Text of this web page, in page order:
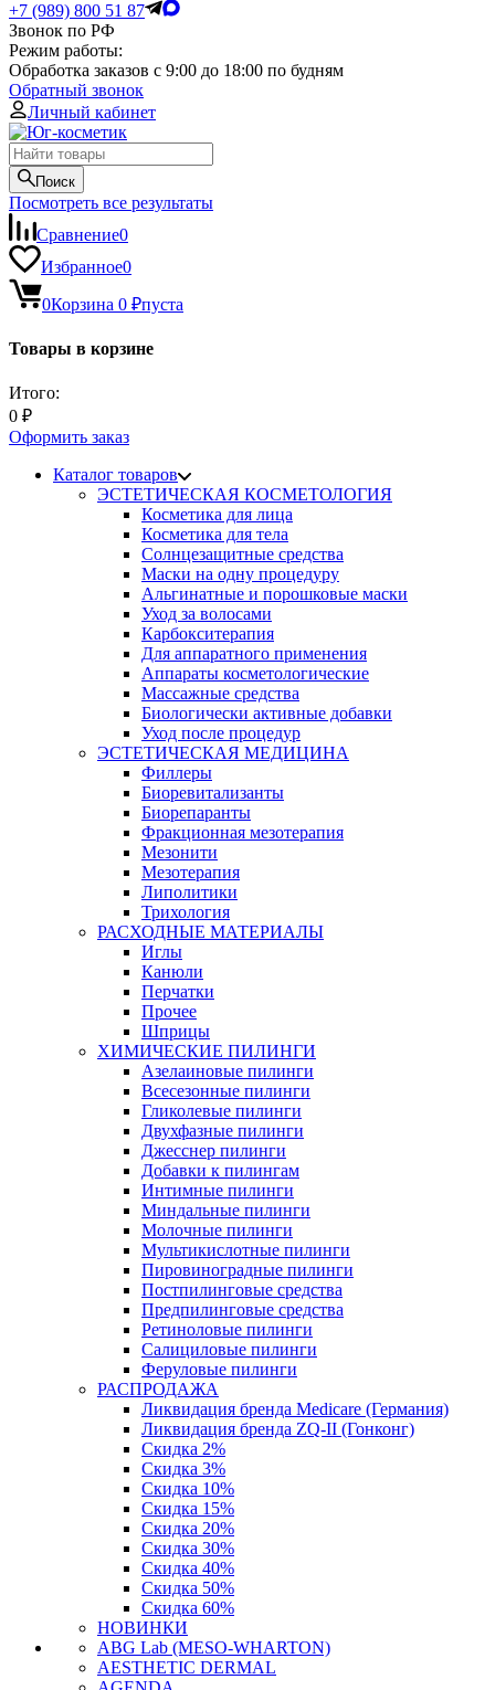
+7 (989) 800 51 87
Звонок по РФ
Режим работы:
Обработка заказов с 9:00 до 18:00 по будням
Обратный звонок
Личный кабинет
Поиск
Посмотреть все результаты
Сравнение0
Избранное0
0Корзина 0 ₽пуста
Товары в корзине
Итого:
0 ₽
Оформить заказ
Каталог товаров
ЭСТЕТИЧЕСКАЯ КОСМЕТОЛОГИЯ
Косметика для лица
Косметика для тела
Солнцезащитные средства
Маски на одну процедуру
Альгинатные и порошковые маски
Уход за волосами
Карбокситерапия
Для аппаратного применения
Аппараты косметологические
Массажные средства
Биологически активные добавки
Уход после процедур
ЭСТЕТИЧЕСКАЯ МЕДИЦИНА
Филлеры
Биоревитализанты
Биорепаранты
Фракционная мезотерапия
Мезонити
Мезотерапия
Липолитики
Трихология
РАСХОДНЫЕ МАТЕРИАЛЫ
Иглы
Канюли
Перчатки
Прочее
Шприцы
ХИМИЧЕСКИЕ ПИЛИНГИ
Азелаиновые пилинги
Всесезонные пилинги
Гликолевые пилинги
Двухфазные пилинги
Джесснер пилинги
Добавки к пилингам
Интимные пилинги
Миндальные пилинги
Молочные пилинги
Мультикислотные пилинги
Пировиноградные пилинги
Постпилинговые средства
Предпилинговые средства
Ретиноловые пилинги
Салициловые пилинги
Феруловые пилинги
РАСПРОДАЖА
Ликвидация бренда Medicare (Германия)
Ликвидация бренда ZQ-II (Гонконг)
Скидка 2%
Скидка 3%
Скидка 10%
Скидка 15%
Скидка 20%
Скидка 30%
Скидка 40%
Скидка 50%
Скидка 60%
НОВИНКИ
ABG Lab (MESO-WHARTON)
AESTHETIC DERMAL